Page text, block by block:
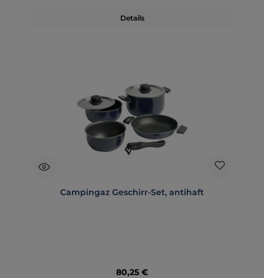
Details
Campingaz Geschirr-Set, antihaft
Regulärer Preis:
80,25 €